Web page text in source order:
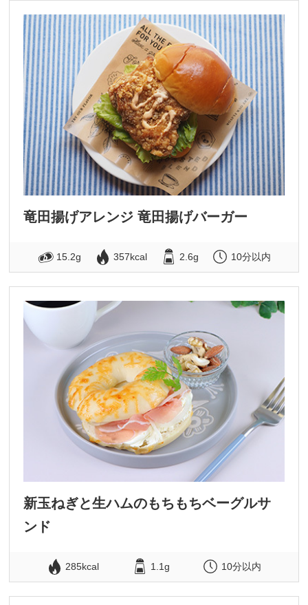
竜田揚げアレンジ 竜田揚げバーガー
15.2g 357kcal 2.6g 10分以内
新玉ねぎと生ハムのもちもちベーグルサ
ンド
285kcal 1.1g 10分以内